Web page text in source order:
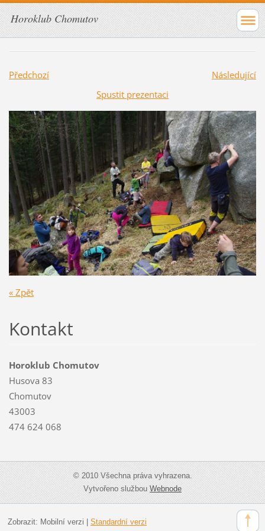
Horoklub Chomutov
Předchozí
Následující
Spustit prezentaci
« Zpět
Kontakt
Horoklub Chomutov
Husova 83
Chomutov
43003
474 624 068
© 2010 Všechna práva vyhrazena.
Vytvořeno službouWebnode
Zobrazit: Mobilní verzi | Standardní verzi